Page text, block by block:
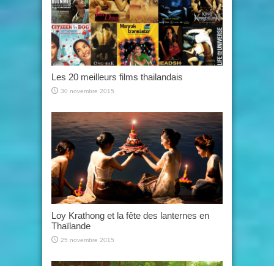
Les 20 meilleurs films thailandais
30 novembre 2015
Loy Krathong et la fête des lanternes en
Thaïlande
25 novembre 2015